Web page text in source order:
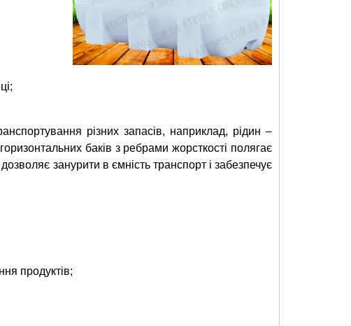
різних запасів, наприклад, рідин –
баків з ребрами жорсткості полягає
занурити в ємність транспорт і забезпечує
продуктів;